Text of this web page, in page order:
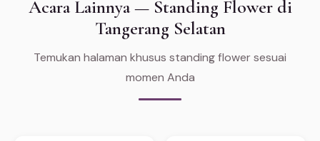
Acara Lainnya — Standing Flower di
Tangerang Selatan
Temukan halaman khusus standing flower sesuai
momen Anda